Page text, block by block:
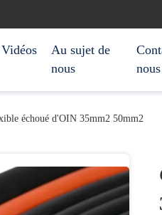
Vidéos
Au sujet de
nous
nous
échoué d'OIN 35mm2 50mm2